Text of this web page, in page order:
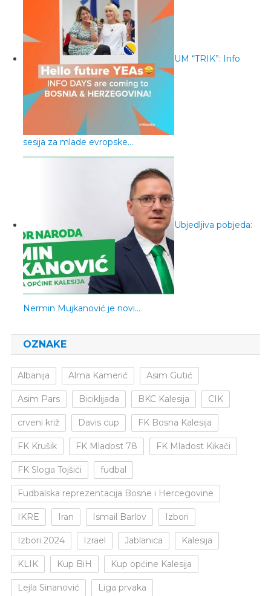
UM “TRIK”: Info
sesija za mlade evropske…
Ubjedljiva pobjeda:
Nermin Mujkanović je novi…
OZNAKE
Albanija Alma Kamerić Asim Gutić
Asim Pars Biciklijada BKC Kalesija CIK
crveni križ Davis cup FK Bosna Kalesija
FK Krušik FK Mladost 78 FK Mladost Kikači
FK Sloga Tojšići fudbal
Fudbalska reprezentacija Bosne i Hercegovine
IKRE Iran Ismail Barlov Izbori
Izbori 2024 Izrael Jablanica Kalesija
KLIK Kup BiH Kup općine Kalesija
Lejla Sinanović Liga prvaka